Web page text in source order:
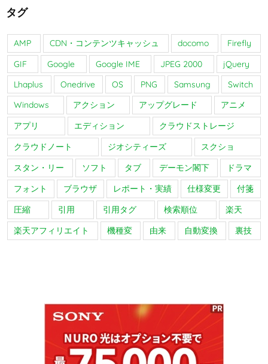
タグ
AMP CDN・コンテンツキャッシュ docomo
Firefly
GIF
Google Google IME JPEG 2000
jQuery
Lhaplus
Onedrive OS PNG Samsung
Switch
Windows
アクション アップグレード
アニメ
アプリ
エディション
クラウドストレージ
クラウドノート
ジオシティーズ
スクショ
スタン・リー
ソフト タブ デーモン閣下
ドラマ
フォント
ブラウザ レポート・実績 仕様変更
付箋
圧縮
引用 引用タグ 検索順位
楽天
楽天アフィリエイト
機種変 由来 自動変換 裏技